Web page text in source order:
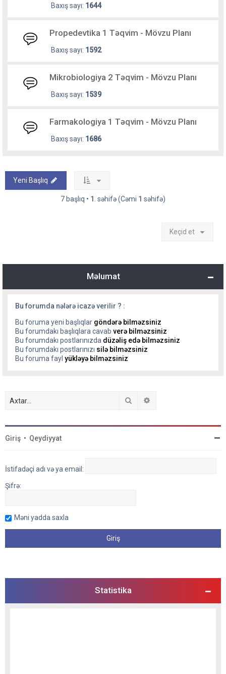
Baxış sayı: 1644
Propedevtika 1 Təqvim - Mövzu Planı
Baxış sayı: 1592
Mikrobiologiya 2 Təqvim - Mövzu Planı
Baxış sayı: 1539
Farmakologiya 1 Təqvim - Mövzu Planı
Baxış sayı: 1686
Yeni Başlıq
7 başlıq • 1 . səhifə (Cəmi 1 səhifə)
Keçid et
Məlumat
Bu forumda nələrə icazə verilir ? :
Bu foruma yeni başlıqlar göndərə bilməzsiniz
Bu forumdakı başlıqlara cavab verə bilməzsiniz
Bu forumdakı postlarınızda düzəliş edə bilməzsiniz
Bu forumdakı postlarınızı silə bilməzsiniz
Bu foruma fayl yükləyə bilməzsiniz
Axtar
Giriş • Qeydiyyat
İstifadəçi adı və ya email:
Şifrə:
Məni yadda saxla
Statistika